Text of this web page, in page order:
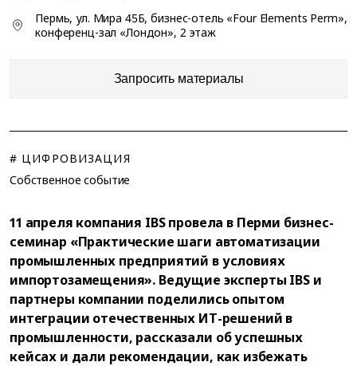
Пермь, ул. Мира 45Б, бизнес-отель «Four Elements Perm»,
конференц-зал «Лондон», 2 этаж
Запросить материалы
# ЦИФРОВИЗАЦИЯ
Собственное событие
11 апреля компания IBS провела в Перми бизнес-
семинар «Практические шаги автоматизации
промышленных предприятий в условиях
импортозамещения». Ведущие эксперты IBS и
партнеры компании поделились опытом
интеграции отечественных ИТ-решений в
промышленности, рассказали об успешных
кейсах и дали рекомендации, как избежать